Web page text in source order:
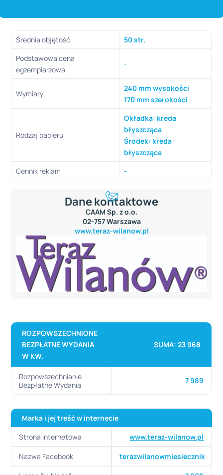
Średnia objętość
50 str.
Podstawowa cena
egzemplarzowa
-
Wymiary
240 mm wysokości
170 mm szerokości
Rodzaj papieru
Okładka: kreda
błyszcząca
Środek: kreda
błyszcząca
Cennik reklam
-
Dane kontaktowe
CAAM Sp. z o.o.
02-757 Warszawa
www.teraz-wilanow.pl
ROZPOWSZECHNIONE
BEZPŁATNE WYDANIA
W KW.
SUMA: 23 968
Rozpowszechnianie
Bezpłatne Wydania
7 989
Marka i jej treść w internecie
Strona internetowa
www.teraz-wilanow.pl
Nazwa Facebook terazwilanowmiesiecznik